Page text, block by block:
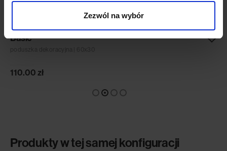
Zezwól na wybór
Basic
110.00 zł
Produkty w tej samej konfiguracji